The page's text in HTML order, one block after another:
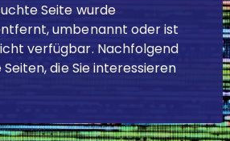
Zurücksetzen
Seite wurde
umbenannt oder ist
verfügbar. Nachfolgend
die Sie interessieren